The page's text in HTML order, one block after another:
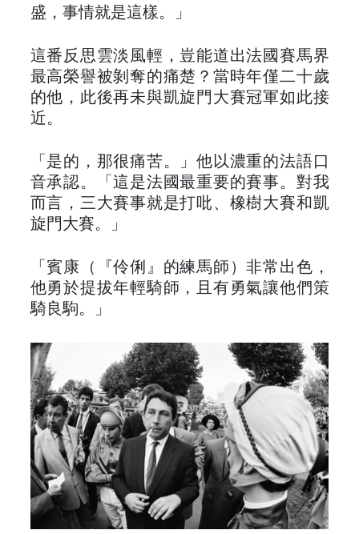
盛，事情就是這樣。」
這番反思雲淡風輕，豈能道出法國賽馬界
最高榮譽被剝奪的痛楚？當時年僅二十歲
的他，此後再未與凱旋門大賽冠軍如此接
近。
「是的，那很痛苦。」他以濃重的法語口
音承認。「這是法國最重要的賽事。對我
而言，三大賽事就是打吡、橡樹大賽和凱
旋門大賽。」
「賓康（『伶俐』的練馬師）非常出色，
他勇於提拔年輕騎師，且有勇氣讓他們策
騎良駒。」